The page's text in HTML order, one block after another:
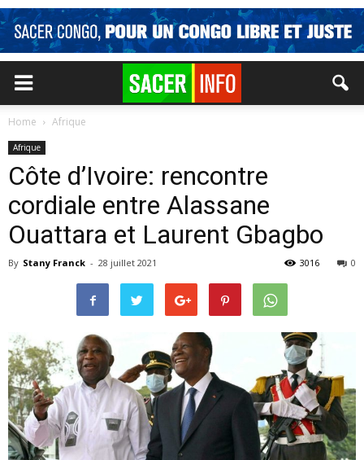
Home Afrique
Afrique
Côte d’Ivoire: rencontre
cordiale entre Alassane
Ouattara et Laurent Gbagbo
By Stany Franck - 28 juillet 2021 0
3016